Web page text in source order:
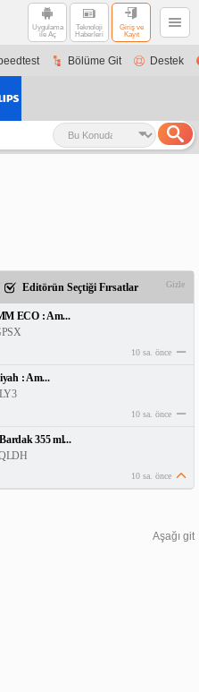
Uygulama
ile Aç
Teknoloji
Haberleri
Giriş ve
Kayıt
Bölüme Git Destek
Editörün Seçtiği Fırsatlar Gizle
ECO : Am...
10 sa. önce
: Am...
10 sa. önce
355 ml...
10 sa. önce
Aşağı git